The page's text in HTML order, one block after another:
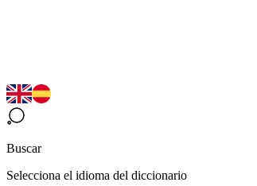
Buscar
Selecciona el idioma del diccionario